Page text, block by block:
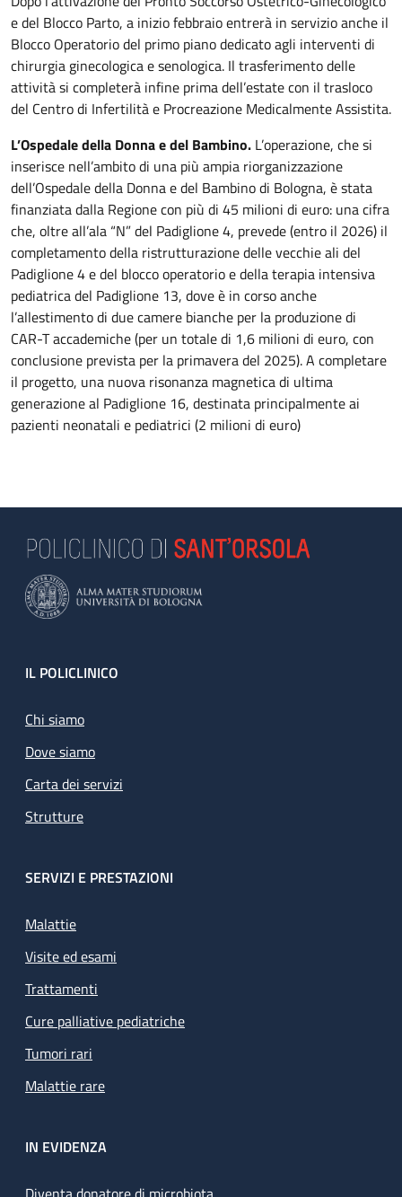
e del Blocco Parto, a inizio febbraio entrerà in servizio anche il
Blocco Operatorio del primo piano dedicato agli interventi di
chirurgia ginecologica e senologica. Il trasferimento delle
attività si completerà infine prima dell’estate con il trasloco
del Centro di Infertilità e Procreazione Medicalmente Assistita.
L’Ospedale della Donna e del Bambino. L’operazione, che si
inserisce nell’ambito di una più ampia riorganizzazione
dell’Ospedale della Donna e del Bambino di Bologna, è stata
finanziata dalla Regione con più di 45 milioni di euro: una cifra
che, oltre all’ala “N” del Padiglione 4, prevede (entro il 2026) il
completamento della ristrutturazione delle vecchie ali del
Padiglione 4 e del blocco operatorio e della terapia intensiva
pediatrica del Padiglione 13, dove è in corso anche
l’allestimento di due camere bianche per la produzione di
CAR-T accademiche (per un totale di 1,6 milioni di euro, con
conclusione prevista per la primavera del 2025). A completare
il progetto, una nuova risonanza magnetica di ultima
generazione al Padiglione 16, destinata principalmente ai
pazienti neonatali e pediatrici (2 milioni di euro)
Footer
IL POLICLINICO
Chi siamo
Dove siamo
Carta dei servizi
Strutture
SERVIZI E PRESTAZIONI
Malattie
Visite ed esami
Trattamenti
Cure palliative pediatriche
Tumori rari
Malattie rare
IN EVIDENZA